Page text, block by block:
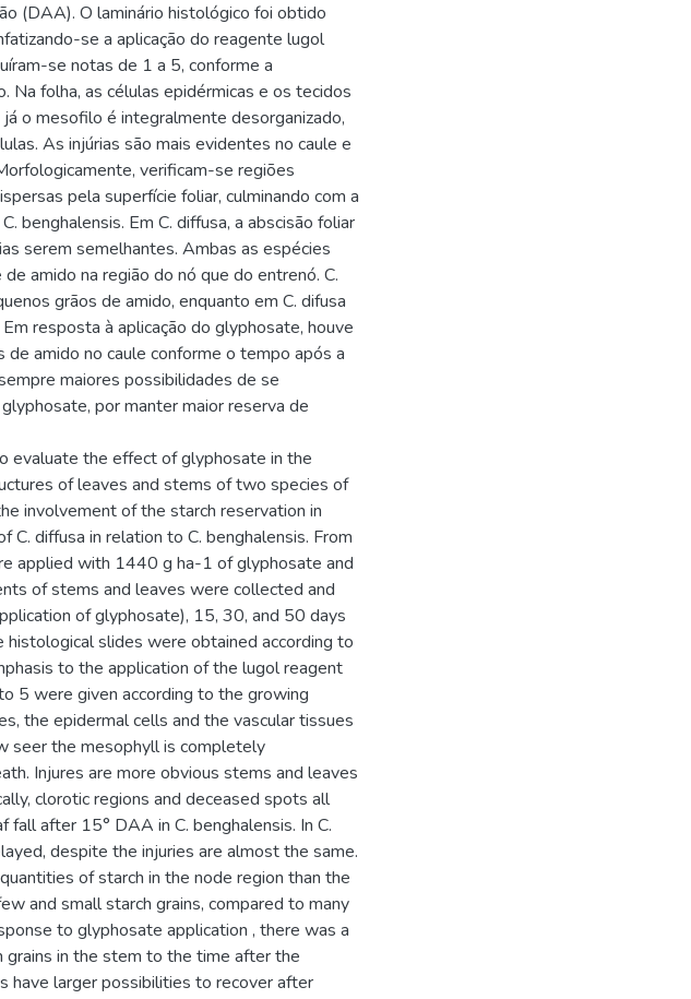
(DAA). O laminário histológico foi obtido
se a aplicação do reagente lugol
se notas de 1 a 5, conforme a
Na folha, as células epidérmicas e os tecidos
o mesofilo é integralmente desorganizado,
As injúrias são mais evidentes no caule e
verificam-se regiões
pela superfície foliar, culminando com a
benghalensis. Em C. diffusa, a abscisão foliar
serem semelhantes. Ambas as espécies
amido na região do nó que do entrenó. C.
grãos de amido, enquanto em C. difusa
resposta à aplicação do glyphosate, houve
de amido no caule conforme o tempo após a
maiores possibilidades de se
por manter maior reserva de
evaluate the effect of glyphosate in the
of leaves and stems of two species of
involvement of the starch reservation in
diffusa in relation to C. benghalensis. From
applied with 1440 g ha-1 of glyphosate and
of stems and leaves were collected and
of glyphosate), 15, 30, and 50 days
slides were obtained according to
to the application of the lugol reagent
5 were given according to the growing
the epidermal cells and the vascular tissues
seer the mesophyll is completely
Injures are more obvious stems and leaves
clorotic regions and deceased spots all
after 15° DAA in C. benghalensis. In C.
despite the injuries are almost the same.
of starch in the node region than the
and small starch grains, compared to many
to glyphosate application , there was a
grains in the stem to the time after the
have larger possibilities to recover after